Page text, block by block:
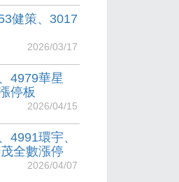
健策、3017
2026/03/17
4979華星
停板
2026/04/15
4991環宇、
全數漲停
2026/04/07